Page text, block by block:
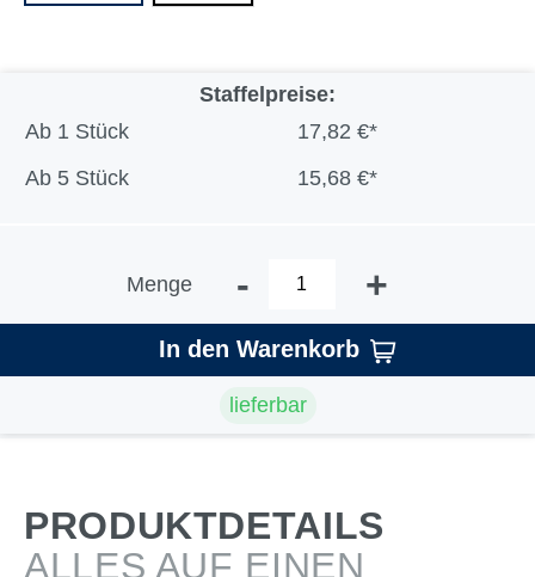
Staffelpreise:
Ab 1 Stück
17,82 €*
Ab 5 Stück 15,68 €*
Menge - +
In den Warenkorb
lieferbar
PRODUKTDETAILS
ALLES AUF EINEN